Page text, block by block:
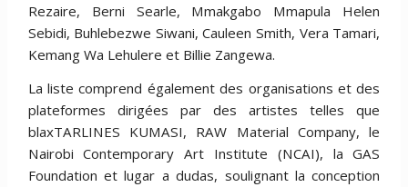
Rezaire, Berni Searle, Mmakgabo Mmapula Helen
Sebidi, Buhlebezwe Siwani, Cauleen Smith, Vera Tamari,
Kemang Wa Lehulere et Billie Zangewa.
La liste comprend également des organisations et des
plateformes dirigées par des artistes telles que
blaxTARLINES KUMASI, RAW Material Company, le
Nairobi Contemporary Art Institute (NCAI), la GAS
Foundation et lugar a dudas, soulignant la conception